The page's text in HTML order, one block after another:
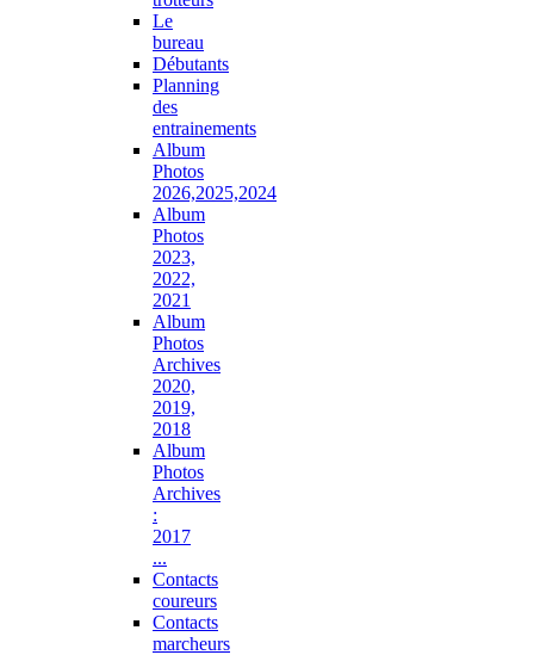
Le
bureau
Débutants
Planning
des
entrainements
Album
Photos
2026,2025,2024
Album
Photos
2023,
2022,
2021
Album
Photos
Archives
2020,
2019,
2018
Album
Photos
Archives
:
2017
...
Contacts
coureurs
Contacts
marcheurs